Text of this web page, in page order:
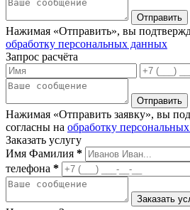
Нажимая «Отправить», вы
обработку персональных данных
Запрос расчёта
Нажимая «Отправить заявку», вы
согласны на обработку
Заказать услугу
Имя Фамилия *
телефона *